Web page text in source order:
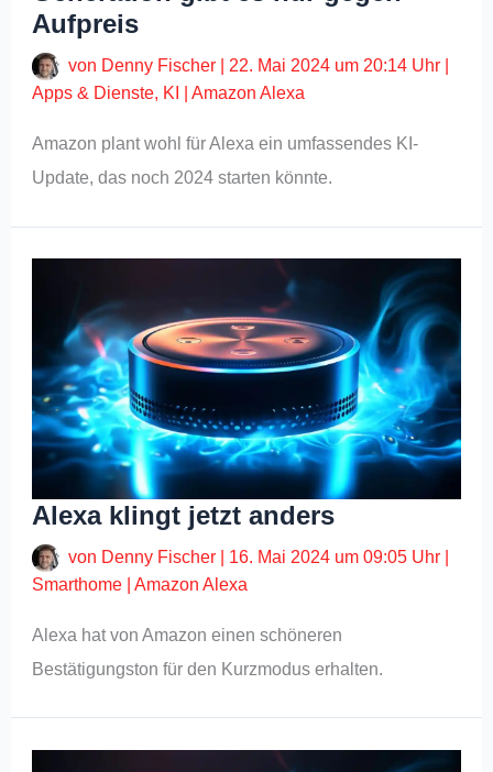
Aufpreis
von Denny Fischer 22. Mai 2024 um 20:14 Uhr
Apps & Dienste, KI |Amazon Alexa
Amazon plant wohl für Alexa ein umfassendes KI-
Update, das noch 2024 starten könnte.
Alexa klingt jetzt anders
von Denny Fischer 16. Mai 2024 um 09:05 Uhr
Smarthome |Amazon Alexa
Alexa hat von Amazon einen schöneren
Bestätigungston für den Kurzmodus erhalten.